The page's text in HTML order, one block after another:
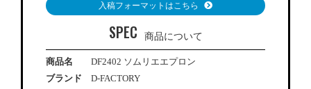
入稿フォーマットはこちら
SPEC 商品について
商品名
DF2402 ソムリエエプロン
ブランド
D-FACTORY